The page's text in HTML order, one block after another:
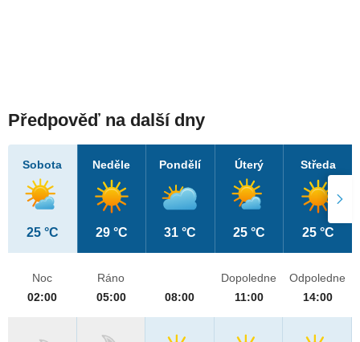
Předpověď na další dny
Sobota
25 °C
Neděle
29 °C
Pondělí
31 °C
Úterý
25 °C
Středa
25 °C
Noc
02:00
Ráno
05:00
08:00
Dopoledne
11:00
Odpoledne
14:00